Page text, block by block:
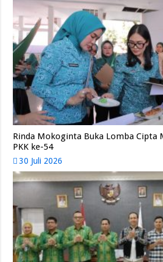
Rinda Mokoginta Buka Lomba Cipta
PKK ke-54
30 Juli 2026